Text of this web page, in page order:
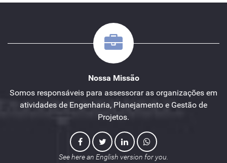
Nossa Missão
Somos responsáveis para assessorar as organizações em
atividades de Engenharia, Planejamento e Gestão de
Projetos.
See here an English version for you.